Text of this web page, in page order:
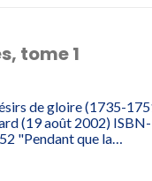
tome 1
de gloire (1735-
(19 août 2002)
"Pendant que la…